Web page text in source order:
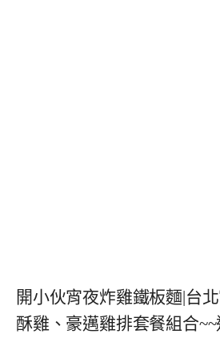
開小伙宵夜炸雞鐵板麵|台
酥雞、豪邁雞排套餐組合